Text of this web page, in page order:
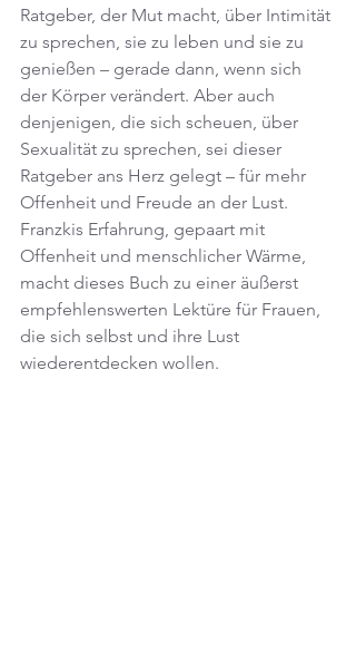
Ratgeber, der Mut macht, über Intimität
zu sprechen, sie zu leben und sie zu
genießen – gerade dann, wenn sich
der Körper verändert. Aber auch
denjenigen, die sich scheuen, über
Sexualität zu sprechen, sei dieser
Ratgeber ans Herz gelegt – für mehr
Offenheit und Freude an der Lust.
Franzkis Erfahrung, gepaart mit
Offenheit und menschlicher Wärme,
macht dieses Buch zu einer äußerst
empfehlenswerten Lektüre für Frauen,
die sich selbst und ihre Lust
wiederentdecken wollen.